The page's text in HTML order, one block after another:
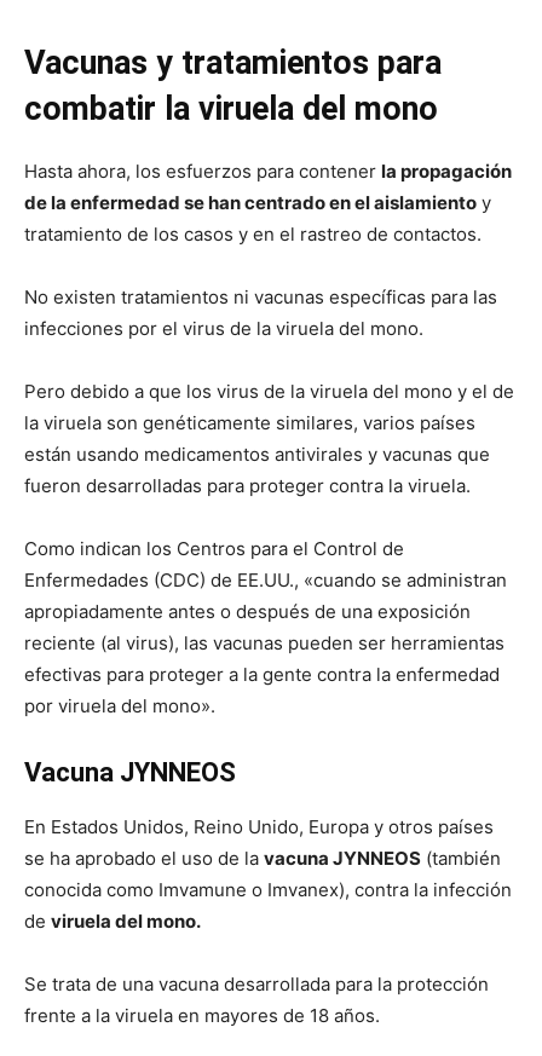
Vacunas y tratamientos para
combatir la viruela del mono
Hasta ahora, los esfuerzos para contener la propagación
de la enfermedad se han centrado en el aislamiento y
tratamiento de los casos y en el rastreo de contactos.
No existen tratamientos ni vacunas específicas para las
infecciones por el virus de la viruela del mono.
Pero debido a que los virus de la viruela del mono y el de
la viruela son genéticamente similares, varios países
están usando medicamentos antivirales y vacunas que
fueron desarrolladas para proteger contra la viruela.
Como indican los Centros para el Control de
Enfermedades (CDC) de EE.UU., «cuando se administran
apropiadamente antes o después de una exposición
reciente (al virus), las vacunas pueden ser herramientas
efectivas para proteger a la gente contra la enfermedad
por viruela del mono».
Vacuna JYNNEOS
En Estados Unidos, Reino Unido, Europa y otros países
se ha aprobado el uso de la vacuna JYNNEOS (también
conocida como Imvamune o Imvanex), contra la infección
de viruela del mono.
Se trata de una vacuna desarrollada para la protección
frente a la viruela en mayores de 18 años.